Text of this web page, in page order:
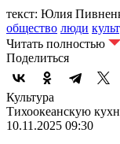
текст: Юлия
общество люди
Читать полностью
Поделиться
Культура
Тихоокеанскую
10.11.2025 09:30